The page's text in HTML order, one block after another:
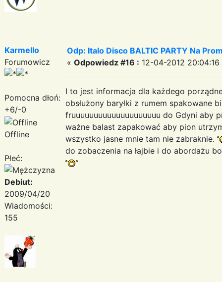
Karmello
Forumowicz
Pomocna dłoń:
+6/-0
Offline
Płeć:
Debiut:
2009/04/20
Wiadomości:
155
Odp: Italo Disco BALTIC PARTY Na
« Odpowiedz #16 : 12-04-2012 20:04:16
I to jest informacja dla każdego
obsłużony baryłki z rumem spakowane
fruuuuuuuuuuuuuuuuuuuu do Gdyni aby
ważne balast zapakować aby pion
wszystko jasne mnie tam nie zabraknie.
do zobaczenia na łajbie i do abordażu